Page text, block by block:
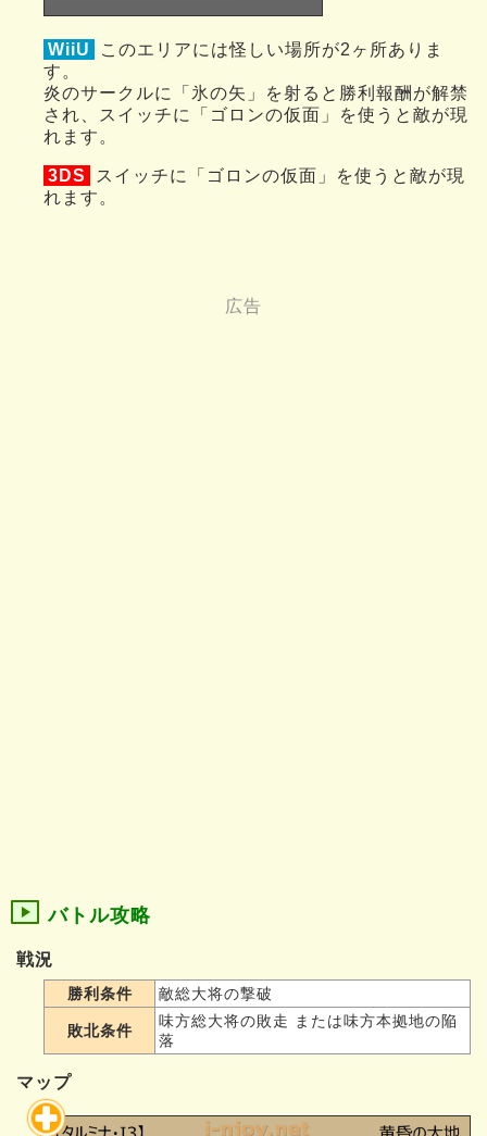
WiiU
このエリアには怪しい場所が2ヶ所ありま
す。
炎のサークルに「氷の矢」を射ると勝利報酬が解禁
され、スイッチに「ゴロンの仮面」を使うと敵が現
れます。
3DS
スイッチに「ゴロンの仮面」を使うと敵が現
れます。
バトル攻略
戦況
勝利条件 敵総大将の撃破
敗北条件
味方総大将の敗走 または味方本拠地の陥
落
マップ